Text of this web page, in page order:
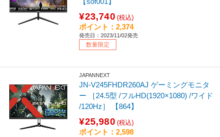
¥23,740 (税込)
ポイント：2,374
発売日：2023/11/02発売
数量限定
JAPANNEXT
JN-V245FHDR260AJ ゲーミングモニタ
ー ［24.5型 /フルHD(1920×1080) /ワイド
/120Hz］ 【864】
¥25,980 (税込)
ポイント：2,598